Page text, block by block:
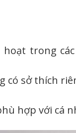
trong
sở thích
hợp với cá